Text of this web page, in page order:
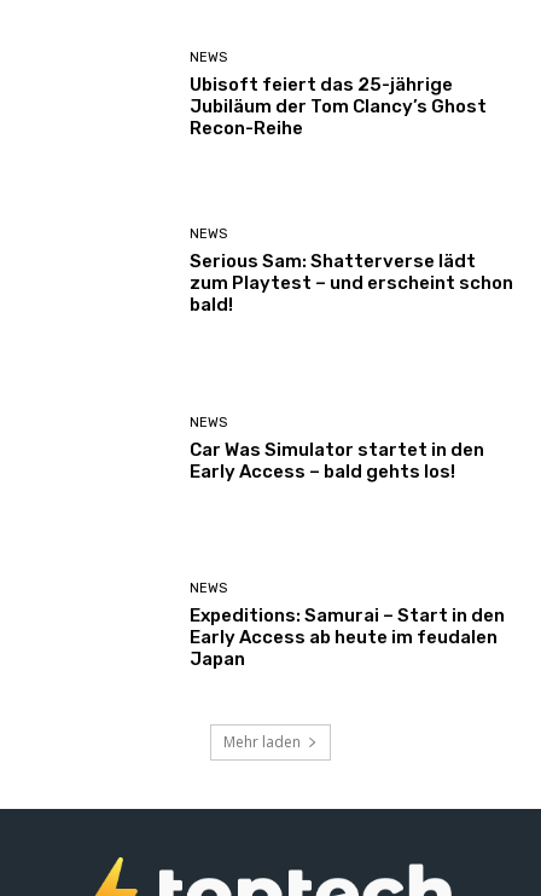
NEWS
Ubisoft feiert das 25-jährige
Jubiläum der Tom Clancy’s Ghost
Recon-Reihe
NEWS
Serious Sam: Shatterverse lädt
zum Playtest – und erscheint schon
bald!
NEWS
Car Was Simulator startet in den
Early Access – bald gehts los!
NEWS
Expeditions: Samurai – Start in den
Early Access ab heute im feudalen
Japan
Mehr laden